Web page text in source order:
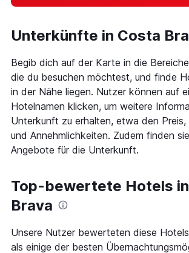
Unterkünfte in Costa
Begib dich auf der Karte in die
die du besuchen möchtest, und finde
in der Nähe liegen. Nutzer können auf
Hotelnamen klicken, um weitere
Unterkunft zu erhalten, etwa den Preis,
und Annehmlichkeiten. Zudem finden
Angebote für die Unterkunft.
Top-bewertete Hotels
Brava
Unsere Nutzer bewerteten diese
als einige der besten